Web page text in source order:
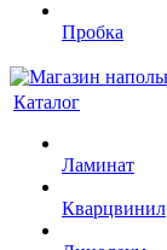
Пробка
Каталог
Ламинат
Кварцвинил